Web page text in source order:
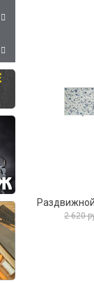
2 620